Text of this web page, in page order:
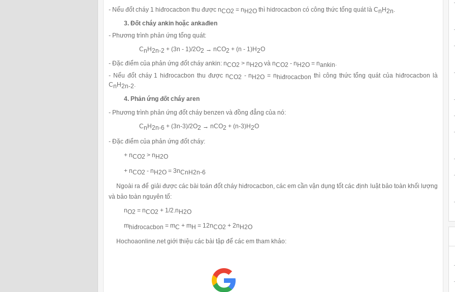
- Nếu đốt cháy 1 hiđrocacbon thu được nCO2 = n H2O thì hidrocacbon có công thức tổng quát là CnH2n.
3. Đốt cháy ankin hoặc ankađien
- Phương trình phản ứng tổng quát:
Cn H2n-2 + (3n - 1)/2O2 → nCO2 + (n - 1)H2O
- Đặc điểm của phản ứng đốt cháy ankin: nCO2 > n H2O và nCO2 - n H2O = nankin
- Nếu đốt cháy 1 hiđrocacbon thu được nCO2 - n H2O = nhiđrocacbon thì công thức tổng quát của hiđrocacbon là
Cn H2n-2.
4. Phản ứng đốt cháy aren
- Phương trình phản ứng đốt cháy benzen và đồng đẳng của nó:
CnH2n-6 + (3n-3)/2O2 → nCO2 + (n-3)H2O
- Đặc điểm của phản ứng đốt cháy:
+ nCO2 > n H2O
+ nCO2 - n H2O = 3nCnH2n-6
Ngoài ra để giải được các bài toán đốt cháy hiđrocacbon, các em cần vận dụng tốt các định luật bảo toàn khối lượng
và bảo toàn nguyên tố:
nO2 = nCO2 + 1/2.n H2O
mhiđrocacbon = mC + mH = 12nCO2 + 2nH2O
Hochoaonline.net giới thiệu các bài tập để các em tham khảo: